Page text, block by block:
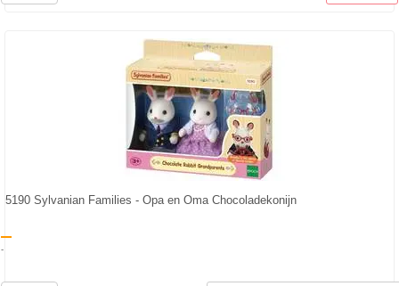
5190 Sylvanian Families - Opa en Oma Chocoladekonijn
-